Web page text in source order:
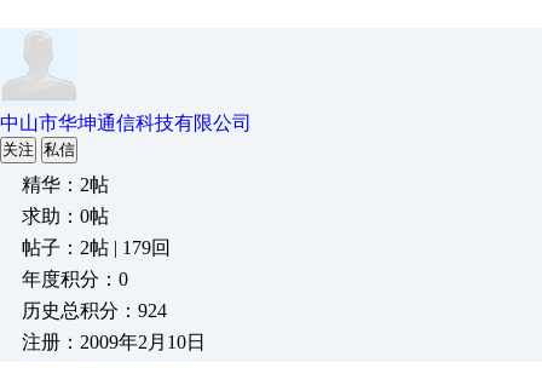
中山市华坤通信科技有限公司
关注 私信
精华：2帖
求助：0帖
帖子：2帖 | 179回
年度积分：0
历史总积分：924
注册：2009年2月10日